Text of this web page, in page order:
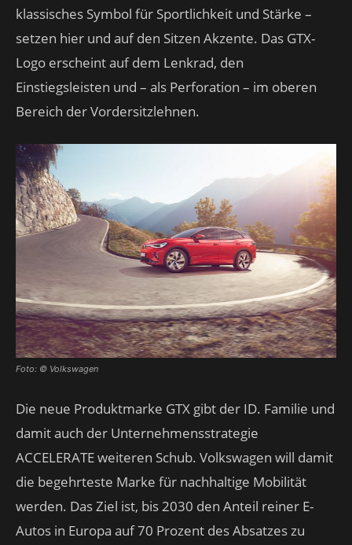
klassisches Symbol für Sportlichkeit und Stärke –
setzen hier und auf den Sitzen Akzente. Das GTX-
Logo erscheint auf dem Lenkrad, den
Einstiegsleisten und – als Perforation – im oberen
Bereich der Vordersitzlehnen.
Foto: © Volkswagen
Die neue Produktmarke GTX gibt der ID. Familie und
damit auch der Unternehmensstrategie
ACCELERATE weiteren Schub. Volkswagen will damit
die begehrteste Marke für nachhaltige Mobilität
werden. Das Ziel ist, bis 2030 den Anteil reiner E-
Autos in Europa auf 70 Prozent des Absatzes zu